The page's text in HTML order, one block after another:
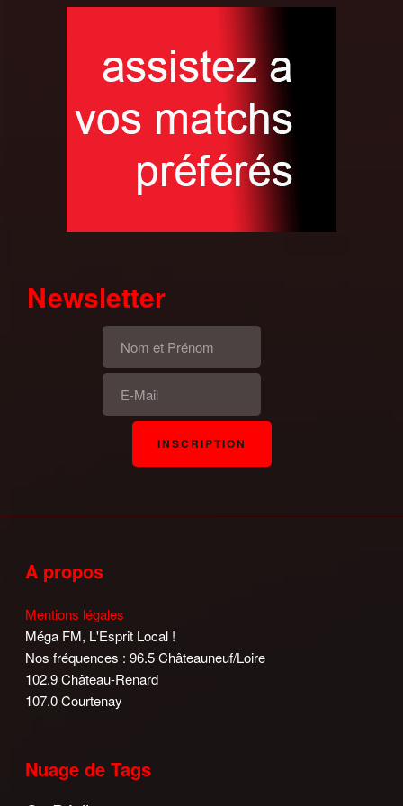
Newsletter
A propos
Mentions légales
Méga FM, L'Esprit Local !
Nos fréquences : 96.5 Châteauneuf/Loire
102.9 Château-Renard
107.0 Courtenay
Nuage de Tags